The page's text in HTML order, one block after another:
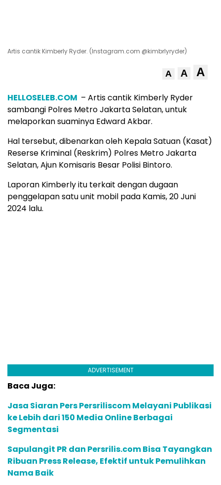
Artis cantik Kimberly Ryder. (Instagram.com @kimbrlyryder)
A A A
HELLOSELEB.COM – Artis cantik Kimberly Ryder
sambangi Polres Metro Jakarta Selatan, untuk
melaporkan suaminya Edward Akbar.
Hal tersebut, dibenarkan oleh Kepala Satuan (Kasat)
Reserse Kriminal (Reskrim) Polres Metro Jakarta
Selatan, Ajun Komisaris Besar Polisi Bintoro.
Laporan Kimberly itu terkait dengan dugaan
penggelapan satu unit mobil pada Kamis, 20 Juni
2024 lalu.
ADVERTISEMENT
Baca Juga:
Jasa Siaran Pers Persriliscom Melayani Publikasi
ke Lebih dari 150 Media Online Berbagai
Segmentasi
Sapulangit PR dan Persrilis.com Bisa Tayangkan
Ribuan Press Release, Efektif untuk Pemulihkan
Nama Baik